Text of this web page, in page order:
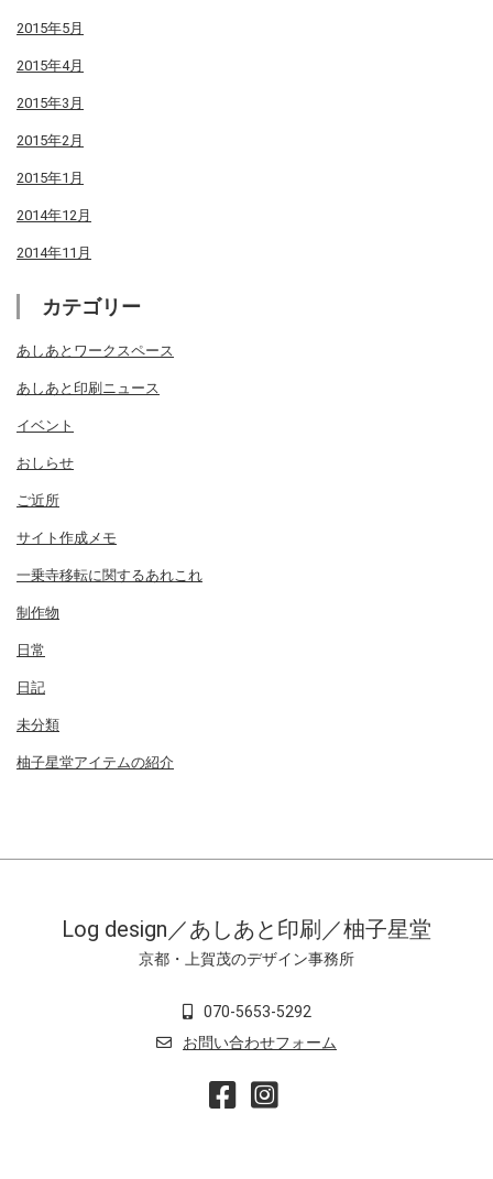
2015年5月
2015年4月
2015年3月
2015年2月
2015年1月
2014年12月
2014年11月
カテゴリー
あしあとワークスペース
あしあと印刷ニュース
イベント
おしらせ
ご近所
サイト作成メモ
一乗寺移転に関するあれこれ
制作物
日常
日記
未分類
柚子星堂アイテムの紹介
Log design／あしあと印刷／柚子星堂
京都・上賀茂のデザイン事務所
070-5653-5292
お問い合わせフォーム